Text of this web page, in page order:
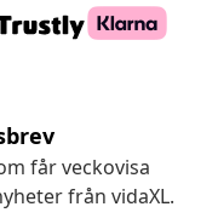
får veckovisa
från vidaXL.